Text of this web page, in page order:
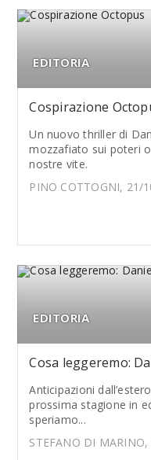
EDITORIA
Cospirazione
Un nuovo thriller di
mozzafiato sui poteri
nostre vite.
PINO COTTOGNI, 21/
EDITORIA
Cosa leggeremo:
Anticipazioni
prossima stagione in
speriamo...
STEFANO DI